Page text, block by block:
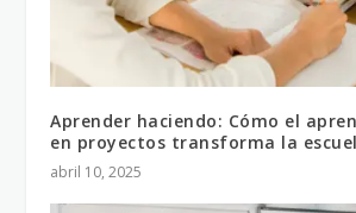
Aprender haciendo: Cómo el
en proyectos transforma la
abril 10, 2025